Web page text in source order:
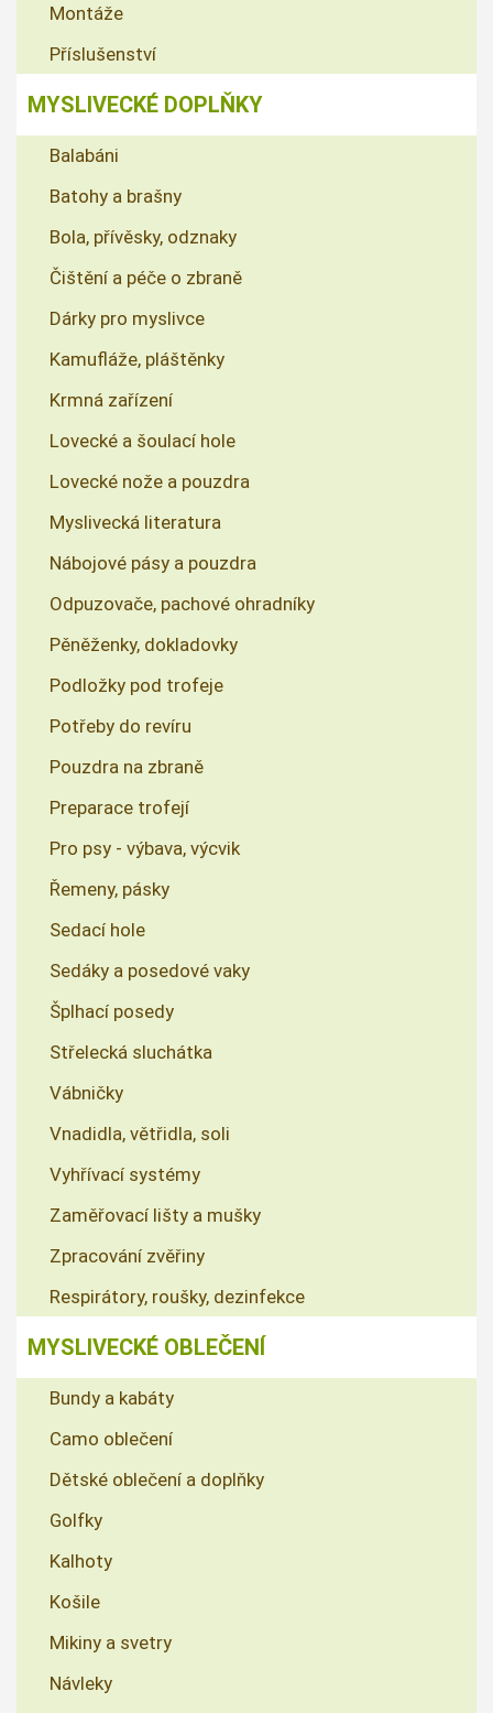
Montáže
Příslušenství
MYSLIVECKÉ DOPLŇKY
Balabáni
Batohy a brašny
Bola, přívěsky, odznaky
Čištění a péče o zbraně
Dárky pro myslivce
Kamufláže, pláštěnky
Krmná zařízení
Lovecké a šoulací hole
Lovecké nože a pouzdra
Myslivecká literatura
Nábojové pásy a pouzdra
Odpuzovače, pachové ohradníky
Pěněženky, dokladovky
Podložky pod trofeje
Potřeby do revíru
Pouzdra na zbraně
Preparace trofejí
Pro psy - výbava, výcvik
Řemeny, pásky
Sedací hole
Sedáky a posedové vaky
Šplhací posedy
Střelecká sluchátka
Vábničky
Vnadidla, větřidla, soli
Vyhřívací systémy
Zaměřovací lišty a mušky
Zpracování zvěřiny
Respirátory, roušky, dezinfekce
MYSLIVECKÉ OBLEČENÍ
Bundy a kabáty
Camo oblečení
Dětské oblečení a doplňky
Golfky
Kalhoty
Košile
Mikiny a svetry
Návleky